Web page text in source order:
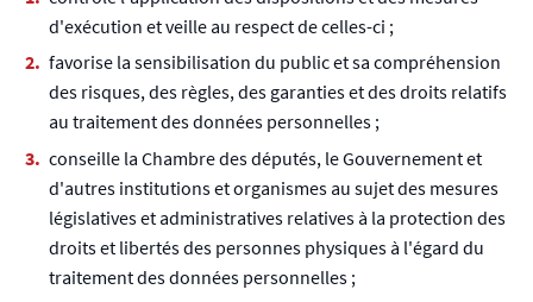
d'exécution et veille au respect de celles-ci ;
favorise la sensibilisation du public et sa compréhension
des risques, des règles, des garanties et des droits relatifs
au traitement des données personnelles ;
conseille la Chambre des députés, le Gouvernement et
d'autres institutions et organismes au sujet des mesures
législatives et administratives relatives à la protection des
droits et libertés des personnes physiques à l'égard du
traitement des données personnelles ;